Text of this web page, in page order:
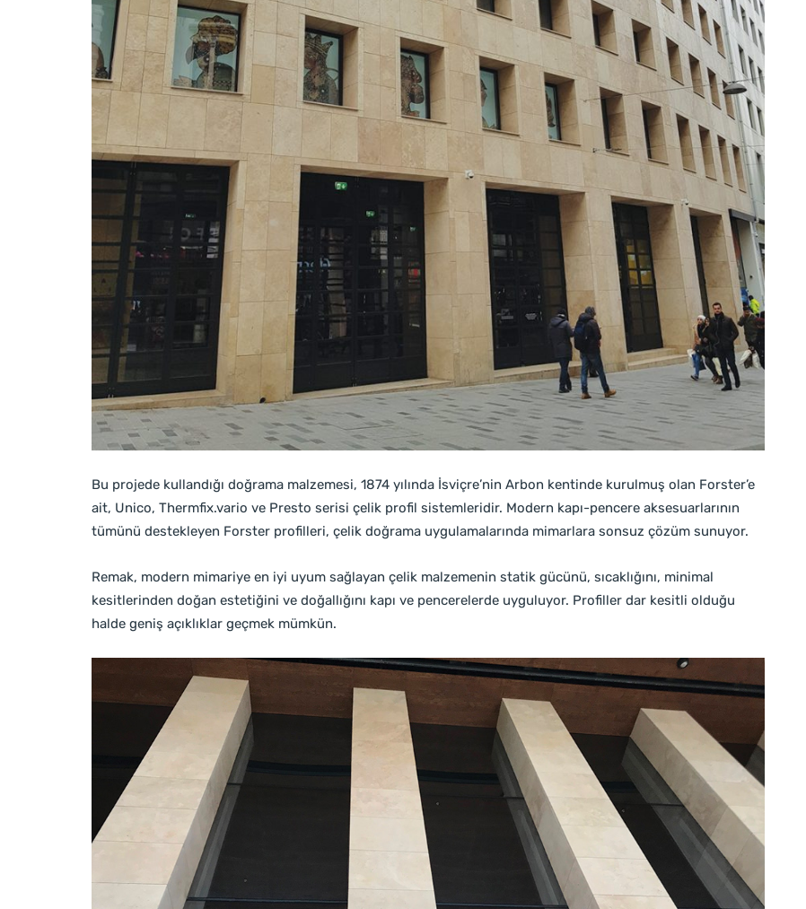
Bu projede kullandığı doğrama malzemesi, 1874 yılında İsviçre’nin Arbon kentinde kurulmuş olan Forster’e
ait, Unico, Thermfix.vario ve Presto serisi çelik profil sistemleridir. Modern kapı-pencere aksesuarlarının
tümünü destekleyen Forster profilleri, çelik doğrama uygulamalarında mimarlara sonsuz çözüm sunuyor.
Remak, modern mimariye en iyi uyum sağlayan çelik malzemenin statik gücünü, sıcaklığını, minimal
kesitlerinden doğan estetiğini ve doğallığını kapı ve pencerelerde uyguluyor. Profiller dar kesitli olduğu
halde geniş açıklıklar geçmek mümkün.